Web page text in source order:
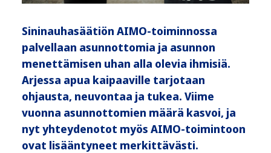
Sininauhasäätiön AIMO-toiminnossa
palvellaan asunnottomia ja asunnon
menettämisen uhan alla olevia ihmisiä.
Arjessa apua kaipaaville tarjotaan
ohjausta, neuvontaa ja tukea. Viime
vuonna asunnottomien määrä kasvoi, ja
nyt yhteydenotot myös AIMO-toimintoon
ovat lisääntyneet merkittävästi.